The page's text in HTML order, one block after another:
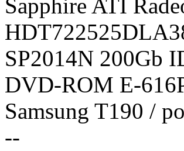
Sapphire ATI
SP2014N 200Gb
DVD-ROM E-
Samsung T190 /
--